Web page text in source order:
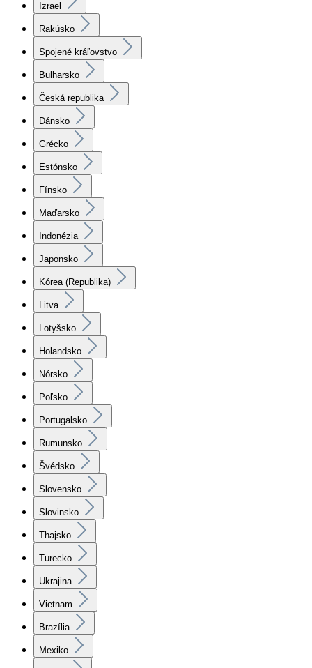
Izrael
Rakúsko
Spojené kráľovstvo
Bulharsko
Česká republika
Dánsko
Grécko
Estónsko
Fínsko
Maďarsko
Indonézia
Japonsko
Kórea (Republika)
Litva
Lotyšsko
Holandsko
Nórsko
Poľsko
Portugalsko
Rumunsko
Švédsko
Slovensko
Slovinsko
Thajsko
Turecko
Ukrajina
Vietnam
Brazília
Mexiko